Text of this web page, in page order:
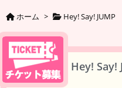
ホーム > Hey! Say! JUMP
Hey! Say!